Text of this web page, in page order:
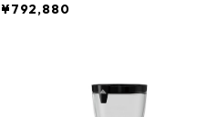
¥792,880